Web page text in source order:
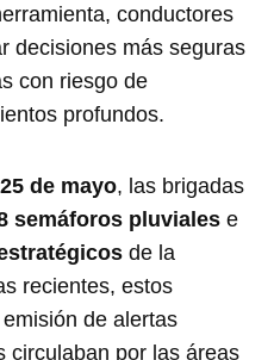
conductores
decisiones más seguras
con riesgo de
profundos.
de mayo, las brigadas
semáforos pluviales e
de la
recientes, estos
de alertas
circulaban por las áreas